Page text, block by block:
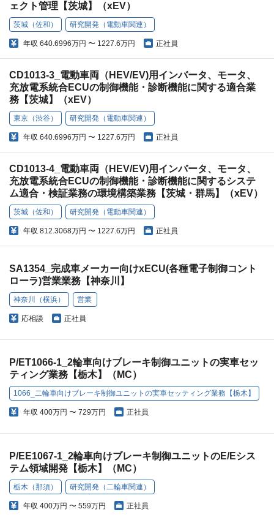
ェクト管理【茨城】（xEV）
茨城（佐和） 研究開発（電動車関連）
年収 640.6996万円 〜 1227.6万円 正社員
CD1013-3_電動車両（HEV/EV)用インバータ、モータ、
充放電系統合ECUの制御機能・診断機能に関する適合業
務【茨城】（xEV）
東京（渋谷） 研究開発（電動車関連）
年収 640.6996万円 〜 1227.6万円 正社員
CD1013-4_電動車両（HEV/EV)用インバータ、モータ、
充放電系統合ECUの制御機能・診断機能に関するシステ
ム適合・検証業務の環境構築業務【茨城・群馬】（xEV）
茨城（佐和） 研究開発（電動車関連）
年収 812.3068万円 〜 1227.6万円 正社員
SA1354_完成車メーカー向けxECU(各種電子制御コント
ローラ)営業業務【神奈川】
神奈川（横浜） 営業
応相談 正社員
P/ET1066-1_2輪車向けブレーキ制御ユニットの実車セッ
ティング業務【栃木】（MC）
1066_二輪車向けブレーキ制御ユニットの実車セッティング業務【栃木】
年収 400万円 〜 729万円 正社員
P/EE1067-1_2輪車向けブレーキ制御ユニットのE/Eシス
テム領域開発【栃木】（MC）
栃木（那須） 研究開発（二輪車関連）
年収 400万円 〜 559万円 正社員